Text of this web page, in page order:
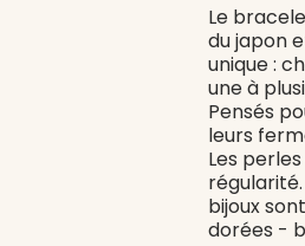
Le
du japon
unique :
une à
Pensés
leurs
Les
bijoux
dorées -